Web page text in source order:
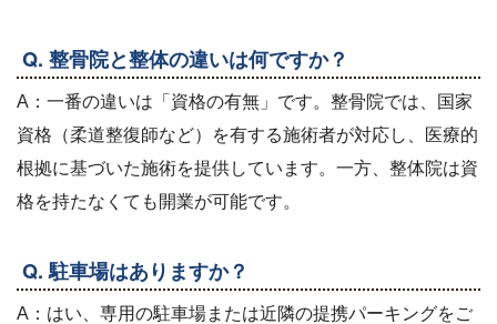
Q. 整骨院と整体の違いは何ですか？
A：一番の違いは「資格の有無」です。整骨院では、国家
資格（柔道整復師など）を有する施術者が対応し、医療的
根拠に基づいた施術を提供しています。一方、整体院は資
格を持たなくても開業が可能です。
Q. 駐車場はありますか？
A：はい、専用の駐車場または近隣の提携パーキングをご